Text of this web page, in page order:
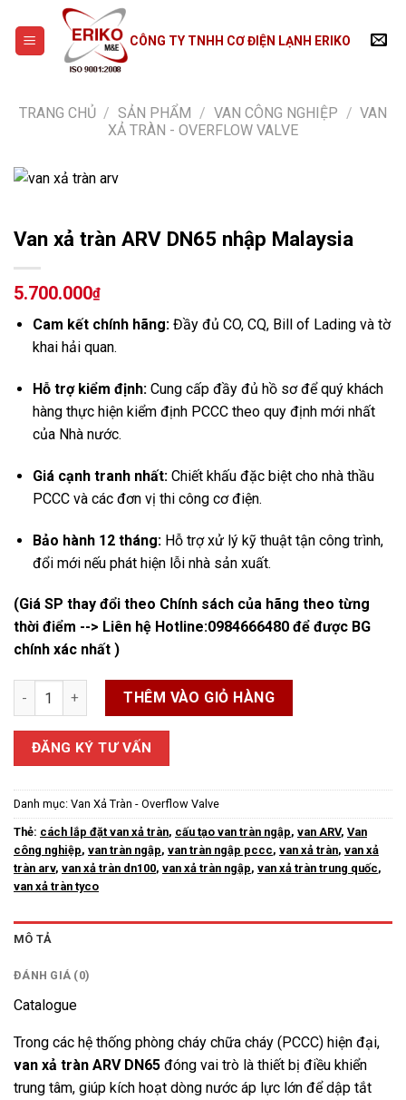
content
CÔNG TY TNHH CƠ ĐIỆN LẠNH ERIKO
TRANG CHỦ / SẢN PHẨM / VAN CÔNG NGHIỆP / VAN
XẢ TRÀN - OVERFLOW VALVE
Van xả tràn ARV DN65 nhập Malaysia
5.700.000₫
Cam kết chính hãng:Đầy đủ CO, CQ, Bill of Lading và tờ
khai hải quan.
Hỗ trợ kiểm định:Cung cấp đầy đủ hồ sơ để quý khách
hàng thực hiện kiểm định PCCC theo quy định mới nhất
của Nhà nước.
Giá cạnh tranh nhất:Chiết khấu đặc biệt cho nhà thầu
PCCC và các đơn vị thi công cơ điện.
Bảo hành 12 tháng:Hỗ trợ xử lý kỹ thuật tận công trình,
đổi mới nếu phát hiện lỗi nhà sản xuất.
(Giá SP thay đổi theo Chính sách của hãng theo từng
thời điểm --> Liên hệ Hotline:0984666480 để được BG
chính xác nhất )
Van xả tràn ARV DN65 nhập Malaysia số lượng
THÊM VÀO GIỎ HÀNG
ĐĂNG KÝ TƯ VẤN
Danh mục: Van Xả Tràn - Overflow Valve
Thẻ: cách lắp đặt van xả tràn, cấu tạo van tràn ngập, van ARV, Van
công nghiệp, van tràn ngập, van tràn ngập pccc, van xả tràn, van xả
tràn arv, van xả tràn dn100, van xả tràn ngập, van xả tràn trung quốc,
van xả tràn tyco
MÔ TẢ
ĐÁNH GIÁ (0)
Catalogue
Trong các hệ thống phòng cháy chữa cháy (PCCC) hiện đại,
van xả tràn ARV DN65 đóng vai trò là thiết bị điều khiển
trung tâm, giúp kích hoạt dòng nước áp lực lớn để dập tắt